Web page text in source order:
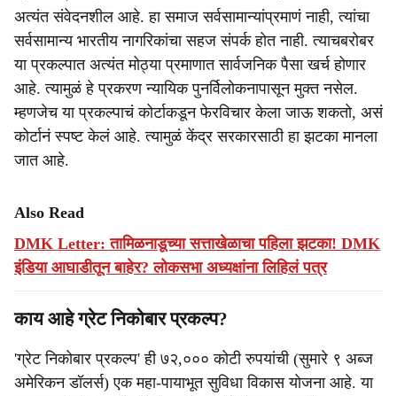
अत्यंत संवेदनशील आहे. हा समाज सर्वसामान्यांप्रमाणं नाही, त्यांचा
सर्वसामान्य भारतीय नागरिकांचा सहज संपर्क होत नाही. त्याचबरोबर
या प्रकल्पात अत्यंत मोठ्या प्रमाणात सार्वजनिक पैसा खर्च होणार
आहे. त्यामुळं हे प्रकरण न्यायिक पुनर्विलोकनापासून मुक्त नसेल.
म्हणजेच या प्रकल्पाचं कोर्टाकडून फेरविचार केला जाऊ शकतो, असं
कोर्टानं स्पष्ट केलं आहे. त्यामुळं केंद्र सरकारसाठी हा झटका मानला
जात आहे.
Also Read
DMK Letter: तामिळनाडूच्या सत्ताखेळाचा पहिला झटका! DMK
इंडिया आघाडीतून बाहेर? लोकसभा अध्यक्षांना लिहिलं पत्र
काय आहे ग्रेट निकोबार प्रकल्प?
'ग्रेट निकोबार प्रकल्प' ही ७२,००० कोटी रुपयांची (सुमारे ९ अब्ज
अमेरिकन डॉलर्स) एक महा-पायाभूत सुविधा विकास योजना आहे. या